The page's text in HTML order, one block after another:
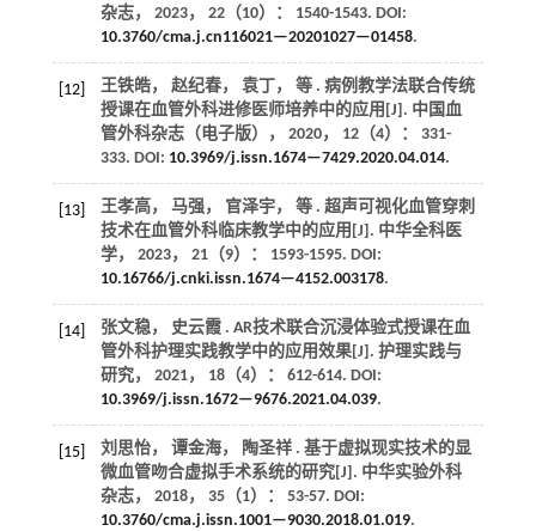
杂志， 2023， 22（10）： 1540-1543. DOI:
10.3760/cma.j.cn116021—20201027—01458.
[12] 王铁皓， 赵纪春， 袁丁， 等. 病例教学法联合传统
授课在血管外科进修医师培养中的应用[J]. 中国血
管外科杂志（电子版）
， 2020， 12（4）： 331-
333. DOI: 10.3969/j.issn.1674—7429.2020.04.014.
[13] 王孝高， 马强， 官泽宇， 等. 超声可视化血管穿刺
技术在血管外科临床教学中的应用[J]. 中华全科医
学， 2023， 21（9）： 1593-1595. DOI:
10.16766/j.cnki.issn.1674—4152.003178.
[14]
张文稳， 史云霞 . AR技术联合沉浸体验式授课在血
管外科护理实践教学中的应用效果[J]. 护理实践与
研究， 2021， 18（4）： 612-614. DOI:
10.3969/j.issn.1672—9676.2021.04.039.
[15]
刘思怡， 谭金海， 陶圣祥 . 基于虚拟现实技术的显
微血管吻合虚拟手术系统的研究[J]. 中华实验外科
杂志， 2018， 35（1）： 53-57. DOI:
10.3760/cma.j.issn.1001—9030.2018.01.019.